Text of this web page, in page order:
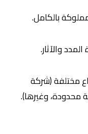
مختلفة (شركة
وغيرها).